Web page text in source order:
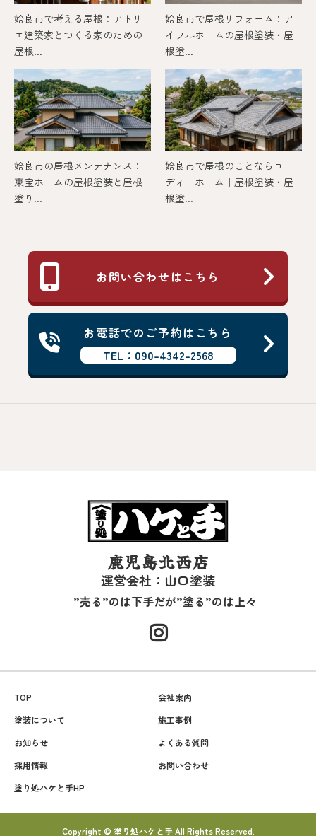
姶良市で考える屋根：アトリ
エ建築家とつくる家のための
屋根...
姶良市で屋根リフォーム：ア
イフルホームの屋根塗装・屋
根塗...
姶良市の屋根メンテナンス：
東宝ホームの屋根塗装と屋根
塗り...
姶良市で屋根のことならユー
ディーホーム｜屋根塗装・屋
根塗...
お問い合わせはこちら
お電話でのご予約はこちら
TEL：090-4342-2568
鹿児島北西店
運営会社：山口塗装
”売る”のは下手だが”塗る”のは上々
TOP
会社案内
塗装について
施工事例
お知らせ
よくある質問
採用情報
お問い合わせ
塗り処ハケと手HP
Copyright © 塗り処ハケと手 All Rights Reserved.